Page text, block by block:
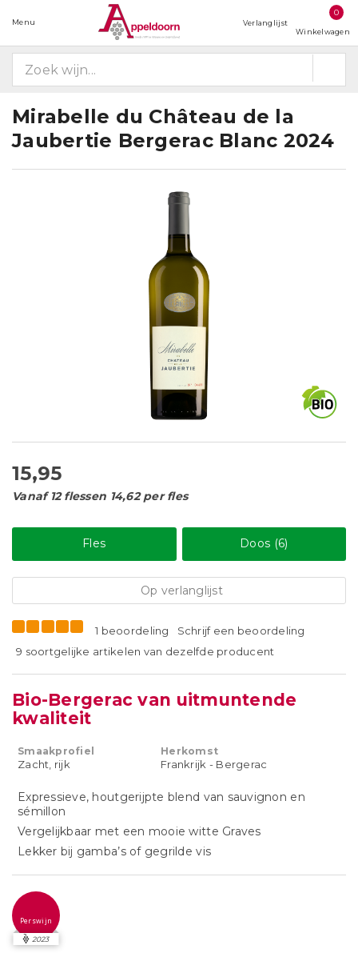
Menu Verlanglijst
0
Winkelwagen
Mirabelle du Château de la
Jaubertie Bergerac Blanc 2024
15,95
Vanaf 12 flessen 14,62 per fles
Fles Doos (6)
Op verlanglijst
1 beoordeling
Schrijf een beoordeling
9 soortgelijke artikelen van dezelfde producent
Bio-Bergerac van uitmuntende
kwaliteit
Smaakprofiel
Zacht, rijk
Herkomst
Frankrijk - Bergerac
Expressieve, houtgerijpte blend van sauvignon en
sémillon
Vergelijkbaar met een mooie witte Graves
Lekker bij gamba’s of gegrilde vis
Perswijn
2023